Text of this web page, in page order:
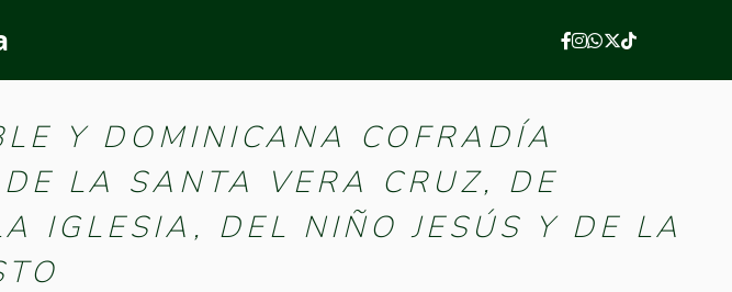
Cruz de Palencia
Y DOMINICANA COFRADÍA
LA SANTA VERA CRUZ, DE
IGLESIA, DEL NIÑO JESÚS Y DE LA